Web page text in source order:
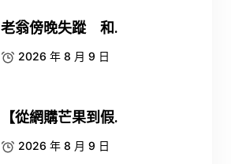
老翁傍晚失蹤 和.
2026 年 8 月 9 日
【從網購芒果到假.
2026 年 8 月 9 日